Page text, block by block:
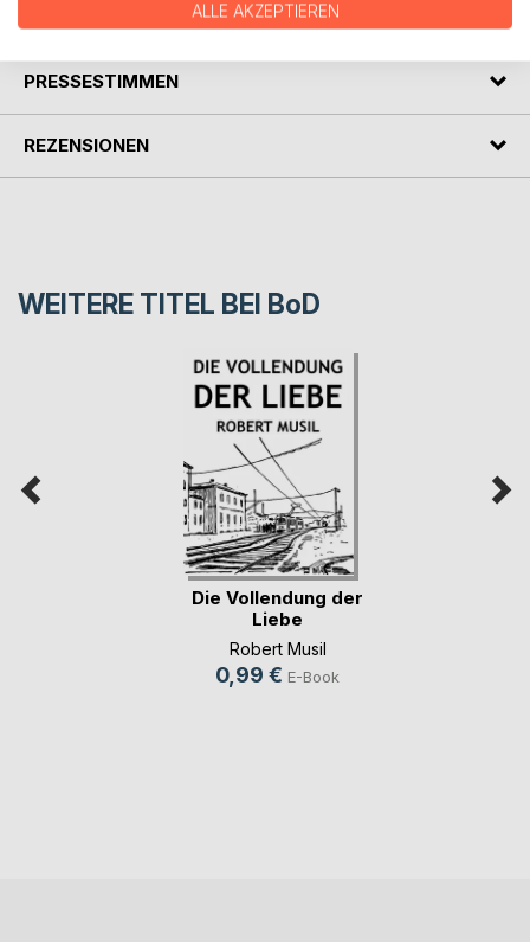
PRESSESTIMMEN
REZENSIONEN
WEITERE TITEL BEI BoD
Die Vollendung der
Liebe
Robert Musil
0,99 € E-Book
ALLE AKZEPTIEREN